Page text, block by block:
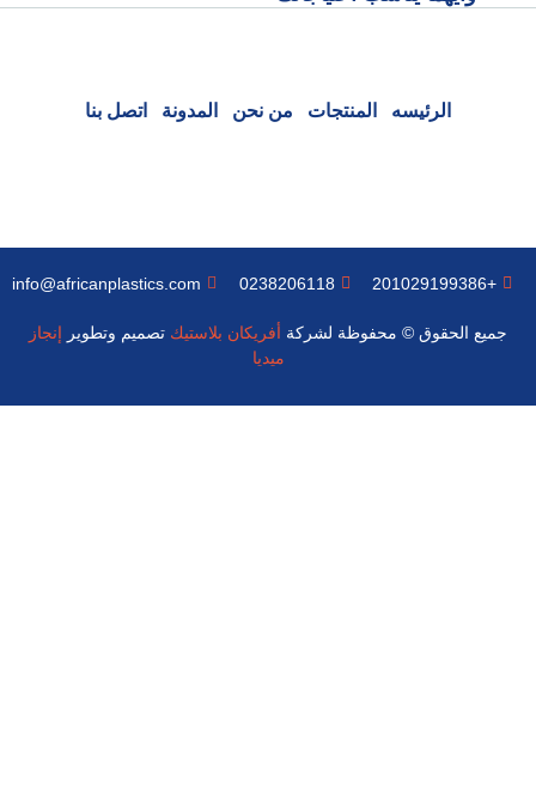
الرئيسه المنتجات من نحن المدونة اتصل بنا
جميع الحقوق © محفوظة لشركة أفريكان بلاستيك تصميم وتطوير إنجاز
ميديا
+201029199386
0238206118
info@africanplastics.com